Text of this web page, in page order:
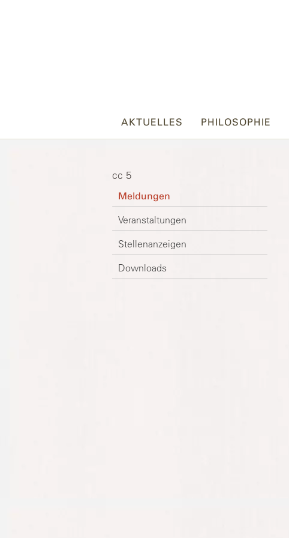
AKTUELLES PHILOSOPHIE
cc 5
Meldungen
Veranstaltungen
Stellenanzeigen
Downloads